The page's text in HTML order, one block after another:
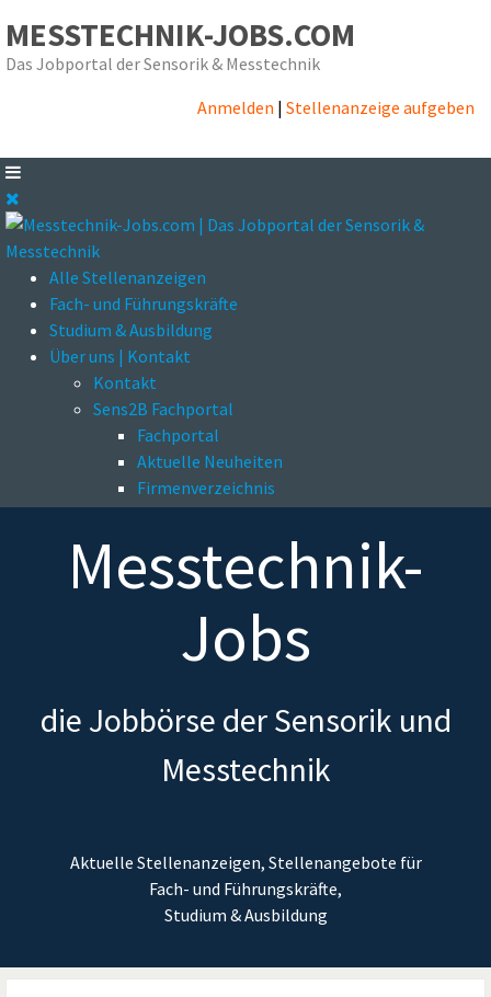
MESSTECHNIK-JOBS.COM
Das Jobportal der Sensorik & Messtechnik
Anmelden | Stellenanzeige aufgeben
Alle Stellenanzeigen
Fach- und Führungskräfte
Studium & Ausbildung
Über uns | Kontakt
Kontakt
Sens2B Fachportal
Fachportal
Aktuelle Neuheiten
Firmenverzeichnis
Messtechnik-
Jobs
die Jobbörse der Sensorik und
Messtechnik
Aktuelle Stellenanzeigen, Stellenangebote für
Fach- und Führungskräfte,
Studium & Ausbildung